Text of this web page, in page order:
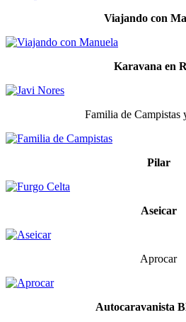
Viajando con
Karavana en
Familia de Campistas
Pilar
Aseicar
Aprocar
Autocaravanista